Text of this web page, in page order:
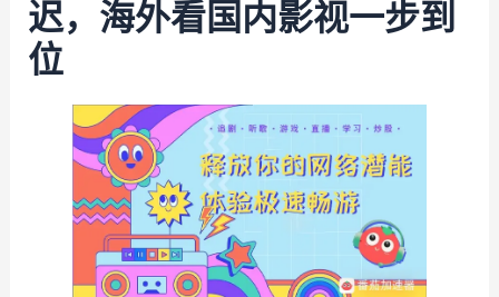
迟，海外看国内影视一步到
位